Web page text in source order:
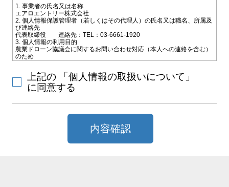
1. 事業者の氏名又は名称
エアロエントリー株式会社
2. 個人情報保護管理者（若しくはその代理人）の氏名又は職名、所属及
び連絡先
代表取締役 連絡先：TEL：03-6661-1920
3. 個人情報の利用目的
農業ドローン協議会に関するお問い合わせ対応（本人への連絡を含む）
のため
お問い合わせ対応のためご選択いただいた教習施設会社に電子メールな
どによりお客様の氏名、連絡先などの情報を提供致します。
5. 個人情報取扱いの委託
当社は利用目的の達成に必要な範囲内で個人情報の取扱いの一部又は全
当社に対してご自身の個人情報の開示等（利用目的の通知、開示、内容
または、第三者提供記録の開示の請求を、下記の当社問合わせ窓口に申
し出ることができます。その際、当社はお客様ご本人を確認させていた
だいたうえで、合理的な期間内に対応いたします。
上記の 「個人情報の取扱いについて」
に同意する
内容確認